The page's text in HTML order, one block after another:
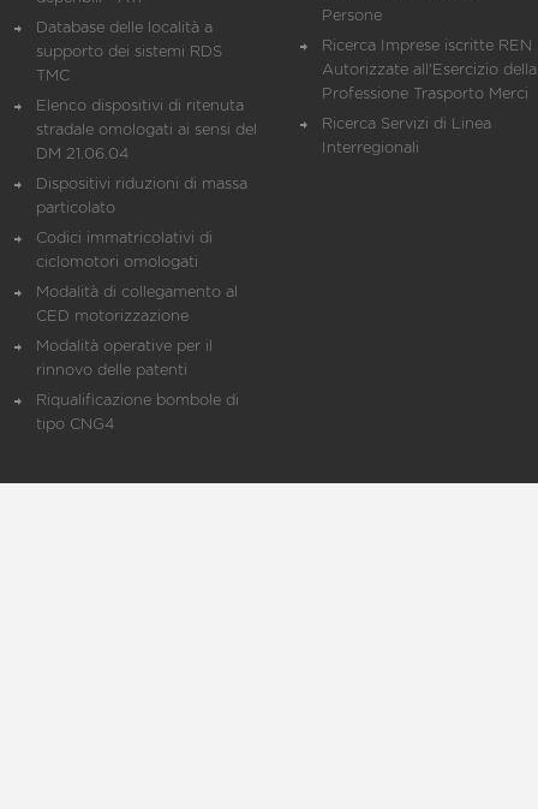
Database delle località a
supporto dei sistemi RDS
TMC
Elenco dispositivi di ritenuta
stradale omologati ai sensi del
DM 21.06.04
Dispositivi riduzioni di massa
particolato
Codici immatricolativi di
ciclomotori omologati
Modalità di collegamento al
CED motorizzazione
Modalità operative per il
rinnovo delle patenti
Riqualificazione bombole di
tipo CNG4
Persone
Ricerca Imprese iscritte REN
Autorizzate all'Esercizio della
Professione Trasporto Merci
Ricerca Servizi di Linea
Interregionali